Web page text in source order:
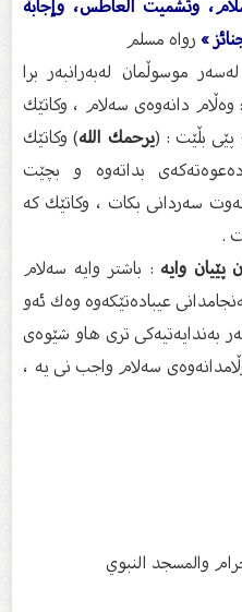
»رواه مسلم
موسوڵمان لەبەرانبەر برا
دانەوەی سەلام ، وكاتێك
بڵێت : ( یرحمك الله) وكاتێك
بداتەوە و بچێت
سەردانی بكات ، وكاتێك كە
وایە: باشتر وایە سەلام
عیبادەتێكەوە وەك ئەو
تری هاو شێوەی
سەلام واجب نی یە ،
والمسجد النبوي